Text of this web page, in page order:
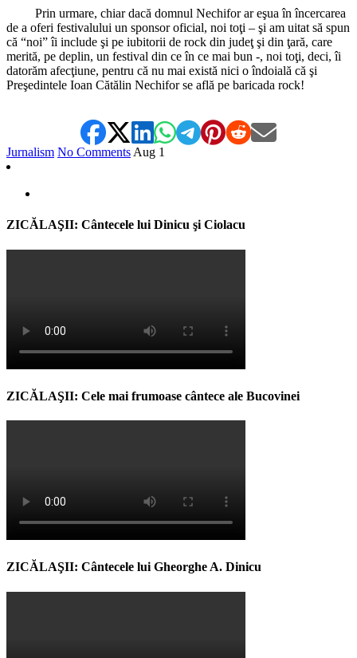
Prin urmare, chiar dacă domnul Nechifor ar eşua în încercarea
de a oferi festivalului un sponsor oficial, noi toţi – şi am uitat să spun
că “noi” îi include şi pe iubitorii de rock din judeţ şi din ţară, care
merită, pe deplin, un festival din ce în ce mai bun -, noi toţi, deci, îi
datorăm afecţiune, pentru că nu mai există nici o îndoială că şi
Preşedintele Ioan Cătălin Nechifor se află pe baricada rock!
Jurnalism No Comments Aug 1
ZICĂLAŞII: Cântecele lui Dinicu şi Ciolacu
ZICĂLAŞII: Cele mai frumoase cântece ale Bucovinei
ZICĂLAŞII: Cântecele lui Gheorghe A. Dinicu